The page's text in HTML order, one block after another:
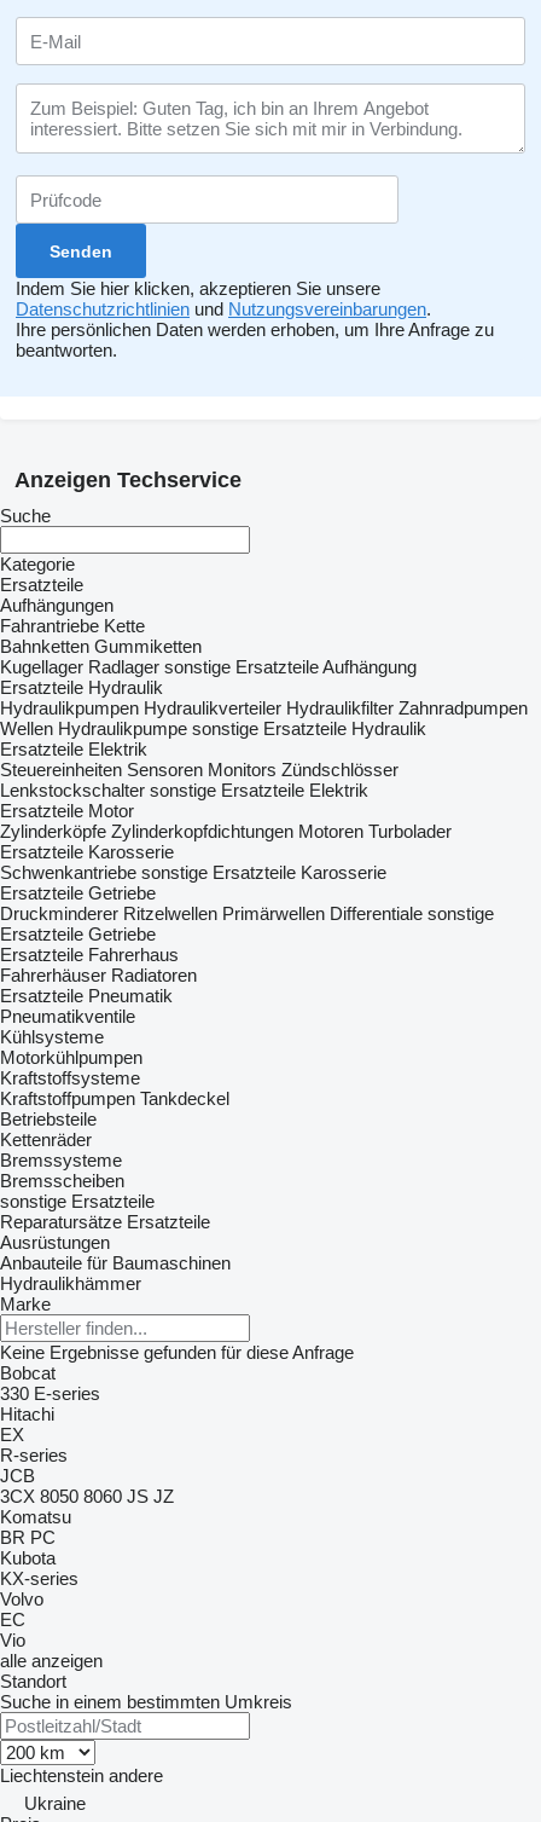
Indem Sie hier klicken, akzeptieren Sie unsere
Datenschutzrichtlinien und Nutzungsvereinbarungen.
Ihre persönlichen Daten werden erhoben, um Ihre Anfrage zu
beantworten.
Anzeigen Techservice
Suche
Kategorie
Ersatzteile
Aufhängungen
Fahrantriebe Kette
Bahnketten Gummiketten
Kugellager Radlager sonstige Ersatzteile Aufhängung
Ersatzteile Hydraulik
Hydraulikpumpen Hydraulikverteiler Hydraulikfilter Zahnradpumpen
Wellen Hydraulikpumpe sonstige Ersatzteile Hydraulik
Ersatzteile Elektrik
Steuereinheiten Sensoren Monitors Zündschlösser
Lenkstockschalter sonstige Ersatzteile Elektrik
Ersatzteile Motor
Zylinderköpfe Zylinderkopfdichtungen Motoren Turbolader
Ersatzteile Karosserie
Schwenkantriebe sonstige Ersatzteile Karosserie
Ersatzteile Getriebe
Druckminderer Ritzelwellen Primärwellen Differentiale sonstige
Ersatzteile Getriebe
Ersatzteile Fahrerhaus
Fahrerhäuser Radiatoren
Ersatzteile Pneumatik
Pneumatikventile
Kühlsysteme
Motorkühlpumpen
Kraftstoffsysteme
Kraftstoffpumpen Tankdeckel
Betriebsteile
Kettenräder
Bremssysteme
Bremsscheiben
sonstige Ersatzteile
Reparatursätze Ersatzteile
Ausrüstungen
Anbauteile für Baumaschinen
Hydraulikhämmer
Marke
Keine Ergebnisse gefunden für diese Anfrage
Bobcat
330 E-series
Hitachi
EX
R-series
JCB
3CX 8050 8060 JS JZ
Komatsu
BR PC
Kubota
KX-series
Volvo
EC
Vio
alle anzeigen
Standort
Suche in einem bestimmten Umkreis
Liechtenstein andere
Ukraine